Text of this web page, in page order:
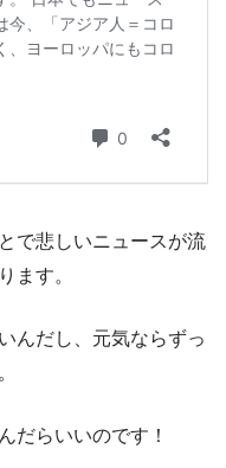
で悲しいニュースが流
ます。
んだし、元気ならずっ
だらいいのです！